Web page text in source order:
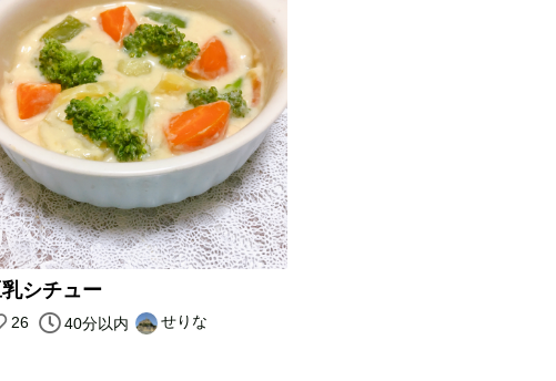
シチュー
26 40分以内 せりな